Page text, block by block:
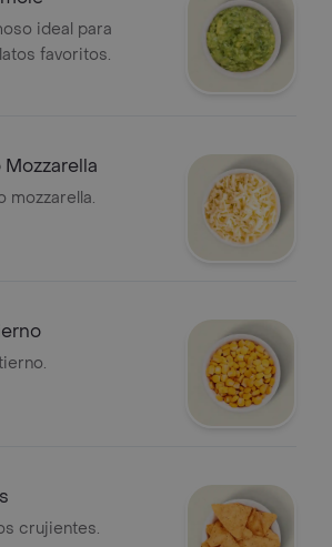
ideal para
favoritos.
mozzarella.
crujientes.